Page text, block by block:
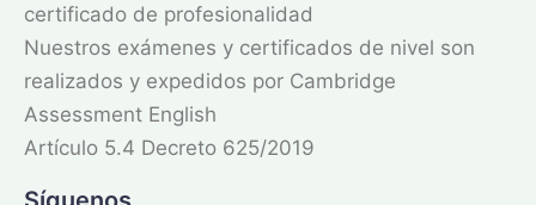
certificado de profesionalidad
Nuestros exámenes y certificados de nivel son
realizados y expedidos por Cambridge
Assessment English
Artículo 5.4 Decreto 625/2019